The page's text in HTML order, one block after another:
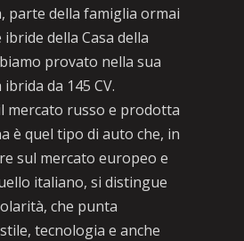
parte della famiglia ormai
della Casa della
provato nella sua
da 145 CV.
mercato russo e prodotta
è quel tipo di auto che, in
sul mercato europeo e
italiano, si distingue
che punta
tecnologia e anche